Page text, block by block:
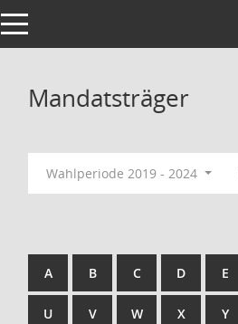
Toggle navigation
Mandatsträger
Wahlperiode 2019 - 2024
A B C D E
U V W X Y